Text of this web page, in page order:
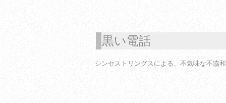
黒い電話
シンセストリングスによる、不気味な不協